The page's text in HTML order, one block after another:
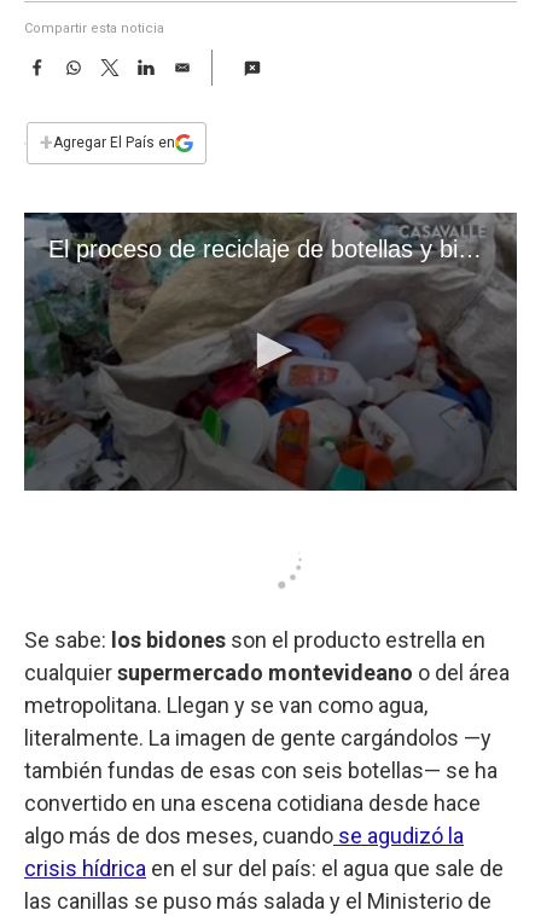
Compartir esta noticia
F
e
b
k
W
s
p
T
w
t
L
n
E
i
l
+Agregar El País en
Se sabe: los bidones son el producto estrella en
cualquiersupermercado montevideano o del área
metropolitana. Llegan y se van como agua,
literalmente. La imagen de gente cargándolos —y
también fundas de esas con seis botellas— se ha
convertido en una escena cotidiana desde hace
algo más de dos meses, cuando se agudizó la
crisis hídrica en el sur del país: el agua que sale de
las canillas se puso más salada y el Ministerio de